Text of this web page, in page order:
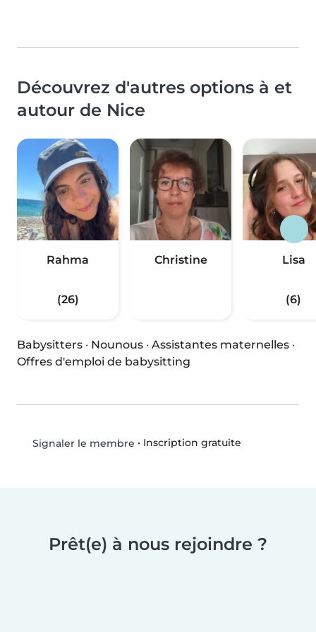
Découvrez d'autres options à et
autour de Nice
Rahma
(26)
Christine Lisa
(6)
Babysitters · Nounous · Assistantes maternelles ·
Offres d'emploi de babysitting
Signaler le membre • Inscription gratuite
Prêt(e) à nous rejoindre ?